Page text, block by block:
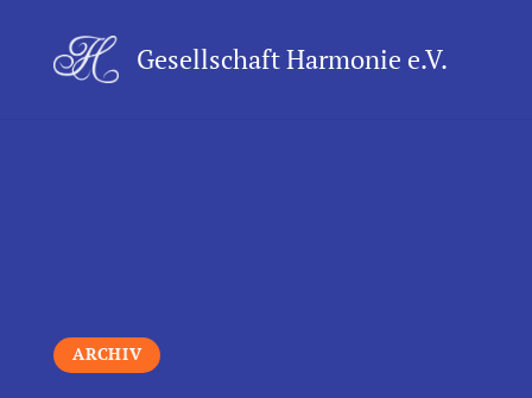
Gesellschaft Harmonie e.V.
ARCHIV